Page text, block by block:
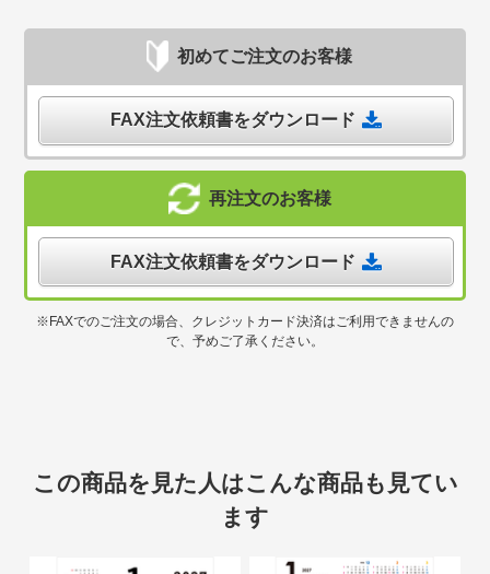
初めてご注文のお客様
FAX注文依頼書をダウンロード
再注文のお客様
FAX注文依頼書をダウンロード
※FAXでのご注文の場合、クレジットカード決済はご利用できませんの
で、予めご了承ください。
この商品を見た人はこんな商品も見てい
ます